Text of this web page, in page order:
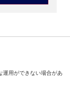
運用ができない場合があ